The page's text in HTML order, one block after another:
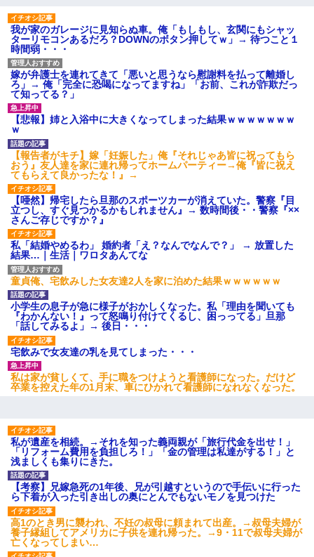
友人「酒の勢いで女先輩をホテルに連れ込んだｗｗｗｗｗ」俺
「…」
ワイ144kg彼女98kgデブカップル、1年間毎日行為しまくった結
果
彼にプロポーズされたんだけど、実は資産家だと知って婚約破棄
した。B子「A男くんと別れたって本当？私が付き合ってもい
い？」
高1のとき男に襲われ、不妊の叔母に頼まれて出産。→叔母夫婦が
養子縁組してアメリカに子供を連れ帰った。→9・11で叔母夫婦が
亡くなってしまい…
隣の部屋の住民の母親、オートロックを突破してマンションに入
り込んできたみたいで、ずっとドアの前で喚いてて滅茶苦茶うる
さかった。
【衝撃】職場に入って来た綺麗な新人さんに職場を案内すること
に → 新人「ドンッ！」私「！？」→ 突然、突き飛ばされて左手
の甲を踏みつけられて…
私「結婚やめるわ」 婚約者「え？なんでなんで？」 → 放置した
結果…｜生活｜ワロタあんてな
タあんてな
今日夫の実家に泊ったんだけど、朝起きたら股間がなんかモッコ
リしてた
我が家のガレージに見知らぬ車。俺「もしもし、玄関にもシャッ
ターリモコンあるだろ？DOWNのボタン押してｗ」→ 待つこと１
時間弱・・・
嫁が弁護士を連れてきて「悪いと思うなら慰謝料を払って離婚し
ろ」→ 俺「完全に恐喝になってますね」「お前、これが詐欺だっ
て知ってる？」
【悲報】姉と入浴中に大きくなってしまった結果ｗｗｗｗｗｗｗ
ｗ
【報告者がキチ】嫁「妊娠した」俺『それじゃあ皆に祝ってもら
おう』友人達を家に連れ帰ってホームパーティー→俺『皆に祝え
てもらえて良かったな！』→
【唖然】帰宅したら旦那のスポーツカーが消えていた。警察『目
立つし、すぐ見つかるかもしれません』→ 数時間後・・警察『××
さんご存じですか？』
私「結婚やめるわ」 婚約者「え？なんでなんで？」 → 放置した
結果…｜生活｜ワロタあんてな
童貞俺、宅飲みした女友達2人を家に泊めた結果ｗｗｗｗｗｗ
小学生の息子が急に様子がおかしくなった。私「理由を聞いても
『わかんない！』って怒鳴り付けてくるし、困っってる」旦那
「話してみるよ」→ 後日・・・
宅飲みで女友達の乳を見てしまった・・・
私は家が貧しくて、手に職をつけようと看護師になった。だけど
卒業を控えた年の1月末、車にひかれて看護師になれなくなった。
私が遺産を相続。→それを知った義両親が「旅行代金を出せ！」
「リフォーム費用を負担しろ！」「金の管理は私達がする！」と
浅ましくも集りにきた。
【考察】兄嫁急死の1年後、兄が引越すというので手伝いに行った
ら下着が入った引き出しの奥にとんでもないモノを見つけた
高1のとき男に襲われ、不妊の叔母に頼まれて出産。→叔母夫婦が
養子縁組してアメリカに子供を連れ帰った。→9・11で叔母夫婦が
亡くなってしまい…